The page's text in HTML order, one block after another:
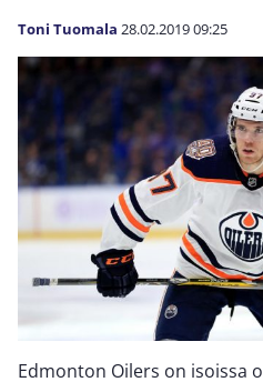
Toni Tuomala 28.02.201909:25
Edmonton Oilers on isoissa